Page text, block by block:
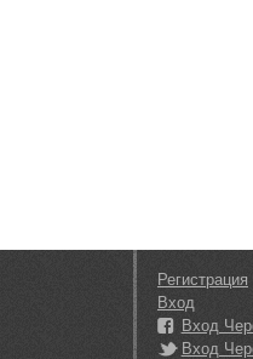
Регистрация
Вход
Вход
Вход